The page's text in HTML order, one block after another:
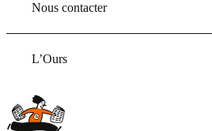
Nous contacter
L’Ours